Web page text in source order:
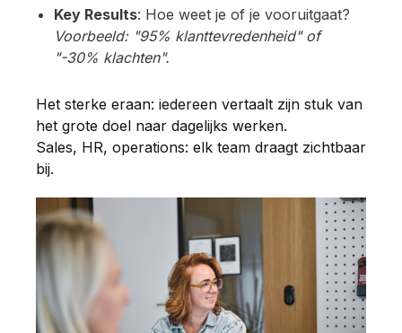
Key Results: Hoe weet je of je vooruitgaat?
Voorbeeld: "95% klanttevredenheid" of
"-30% klachten".
Het sterke eraan: iedereen vertaalt zijn stuk van
het grote doel naar dagelijks werken.
Sales, HR, operations: elk team draagt zichtbaar
bij.